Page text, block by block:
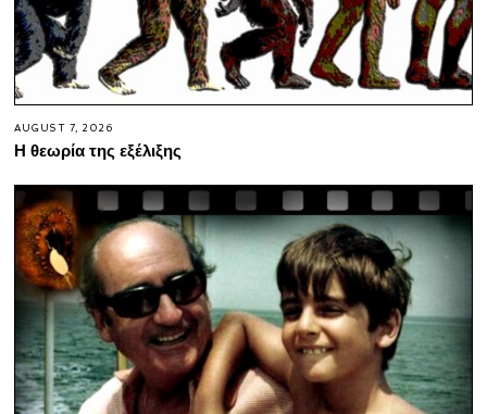
AUGUST 7, 2026
Η θεωρία της εξέλιξης